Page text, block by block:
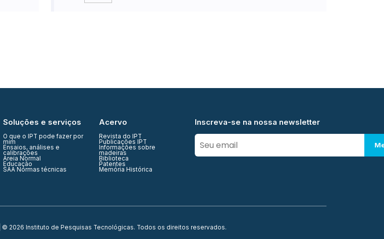
Soluções e serviços
O que o IPT pode fazer por
mim
Ensaios, análises e
calibrações
Areia Normal
Educação
SAA Normas técnicas
Acervo
Revista do IPT
Publicações IPT
Informações sobre
madeiras
Biblioteca
Patentes
Memória Histórica
Inscreva-se na nossa newsletter
| © 2026 Instituto de Pesquisas Tecnológicas. Todos os direitos reservados.